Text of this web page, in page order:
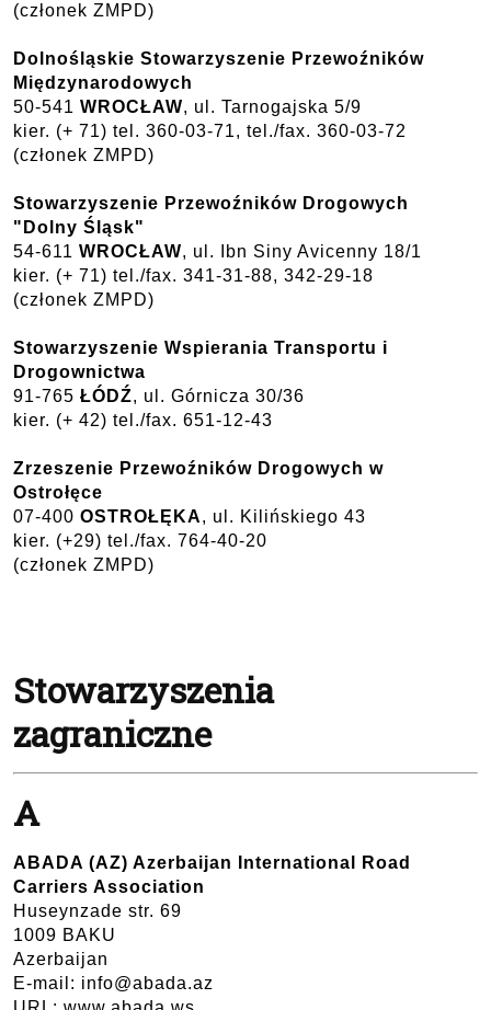
(członek ZMPD)
Dolnośląskie Stowarzyszenie Przewoźników
Międzynarodowych
50-541 WROCŁAW, ul. Tarnogajska 5/9
kier. (+ 71) tel. 360-03-71, tel./fax. 360-03-72
(członek ZMPD)
Stowarzyszenie Przewoźników Drogowych
"Dolny Śląsk"
54-611 WROCŁAW, ul. Ibn Siny Avicenny 18/1
kier. (+ 71) tel./fax. 341-31-88, 342-29-18
(członek ZMPD)
Stowarzyszenie Wspierania Transportu i
Drogownictwa
91-765 ŁÓDŹ, ul. Górnicza 30/36
kier. (+ 42) tel./fax. 651-12-43
Zrzeszenie Przewoźników Drogowych w
Ostrołęce
07-400 OSTROŁĘKA, ul. Kilińskiego 43
kier. (+29) tel./fax. 764-40-20
(członek ZMPD)
Stowarzyszenia
zagraniczne
A
ABADA (AZ) Azerbaijan International Road
Carriers Association
Huseynzade str. 69
1009 BAKU
Azerbaijan
E-mail: info@abada.az